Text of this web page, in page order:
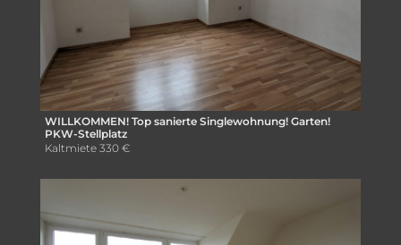
WILLKOMMEN! Top sanierte Singlewohnung! Garten!
PKW-Stellplatz
Kaltmiete 330 €